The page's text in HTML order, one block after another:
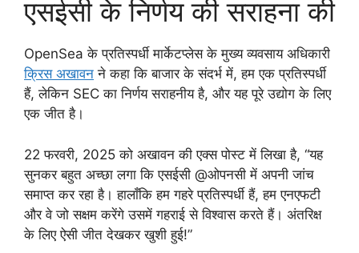
एसईसी के निर्णय की सराहना की
OpenSea के प्रतिस्पर्धी मार्केटप्लेस के मुख्य व्यवसाय अधिकारी
क्रिस अखावन ने कहा कि बाजार के संदर्भ में, हम एक प्रतिस्पर्धी
हैं, लेकिन SEC का निर्णय सराहनीय है, और यह पूरे उद्योग के लिए
एक जीत है।
22 फरवरी, 2025 को अखावन की एक्स पोस्ट में लिखा है, “यह
सुनकर बहुत अच्छा लगा कि एसईसी @ओपनसी में अपनी जांच
समाप्त कर रहा है। हालाँकि हम गहरे प्रतिस्पर्धी हैं, हम एनएफटी
और वे जो सक्षम करेंगे उसमें गहराई से विश्वास करते हैं। अंतरिक्ष
के लिए ऐसी जीत देखकर खुशी हुई!”